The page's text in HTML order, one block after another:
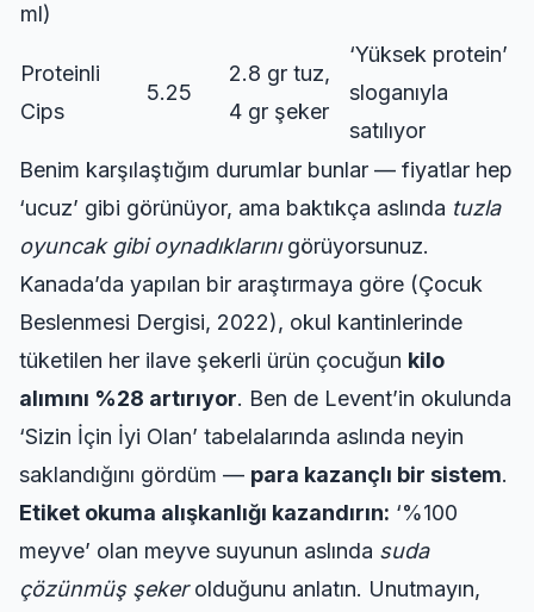
ml)
Proteinli
Cips
5.25
2.8 gr tuz,
4 gr şeker
‘Yüksek protein’
sloganıyla
satılıyor
Benim karşılaştığım durumlar bunlar — fiyatlar hep
‘ucuz’ gibi görünüyor, ama baktıkça aslında tuzla
oyuncak gibi oynadıklarınıgörüyorsunuz.
Kanada’da yapılan bir araştırmaya göre (Çocuk
Beslenmesi Dergisi, 2022), okul kantinlerinde
tüketilen her ilave şekerli ürün çocuğun kilo
alımını %28 artırıyor. Ben de Levent’in okulunda
‘Sizin İçin İyi Olan’ tabelalarında aslında neyin
saklandığını gördüm — para kazançlı bir sistem.
Etiket okuma alışkanlığı kazandırın: ‘%100
meyve’ olan meyve suyunun aslında suda
çözünmüş şekerolduğunu anlatın. Unutmayın,